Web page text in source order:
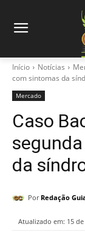
Início Notícias
com sintomas da
Mercado
Caso
da
Por Redação
Atualizado em: 15